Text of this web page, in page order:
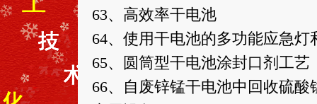
63、高效率干电池
64、使用干电池的多功能应急灯
65、圆筒型干电池涂封口剂工艺
66、自废锌锰干电池中回收硫